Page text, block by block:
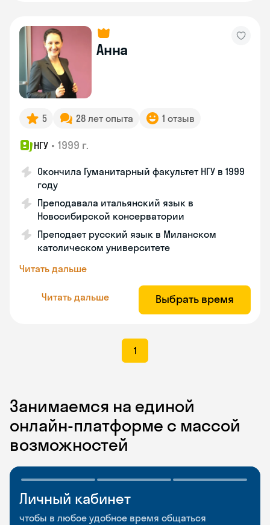
Анна
5 28 лет опыта 1 отзыв
НГУ • 1999 г.
Окончила Гуманитарный факультет НГУ в 1999
году
Преподавала итальянский язык в
Новосибирской консерватории
Преподает русский язык в Миланском
католическом университете
Читать дальше
Читать дальше Выбрать время
1
Занимаемся на единой
онлайн-платформе с массой
возможностей
Личный кабинет
чтобы в любое удобное время общаться
Мобильное
приложение
Разговорные клубы
и Talks